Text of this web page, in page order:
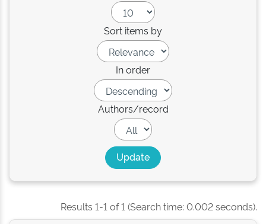
Sort items by
In order
Authors/record
Results 1-1 of 1 (Search time: 0.002 seconds).